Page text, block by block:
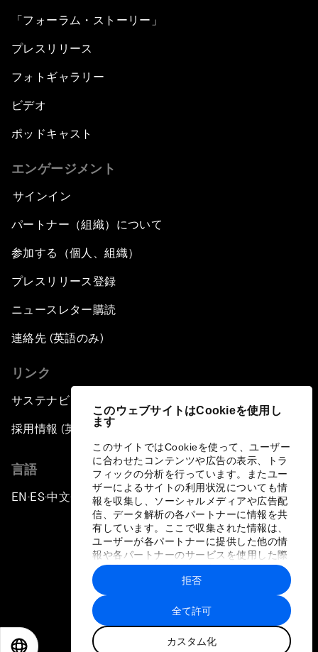
このウェブサイトはCookieを使用し
ます
このサイトではCookieを使って、ユーザー
に合わせたコンテンツや広告の表示、トラ
フィックの分析を行っています。またユー
ザーによるサイトの利用状況についても情
報を収集し、ソーシャルメディアや広告配
信、データ解析の各パートナーに情報を共
有しています。ここで収集された情報は、
ユーザーが各パートナーに提供した他の情
報や各パートナーのサービスを使用した際
に収集された情報と組み合わされ、各パー
トナーによって使用されることがありま
す。
全て許可
カスタム化
拒否
「フォーラム・ストーリー」
プレスリリース
フォトギャラリー
ビデオ
ポッドキャスト
エンゲージメント
サインイン
パートナー（組織）について
参加する（個人、組織）
プレスリリース登録
ニュースレター購読
連絡先 (英語のみ)
リンク
サステナビリティへの取り組み
採用情報 (英語のみ)
言語
EN ▪ ES▪中文▪ 日本語
プライバシーポリシーと利用規約
サイトマップ
©
世界経済フォーラム